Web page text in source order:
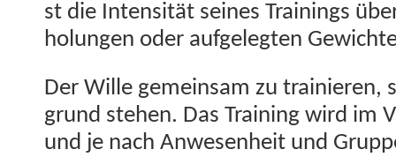
st die Inten­sität seines Train­ings
hol­un­gen oder aufgelegten
Der Wille gemein­sam zu trainieren,
grund ste­hen. Das Train­ing wird im
und je nach Anwe­sen­heit und